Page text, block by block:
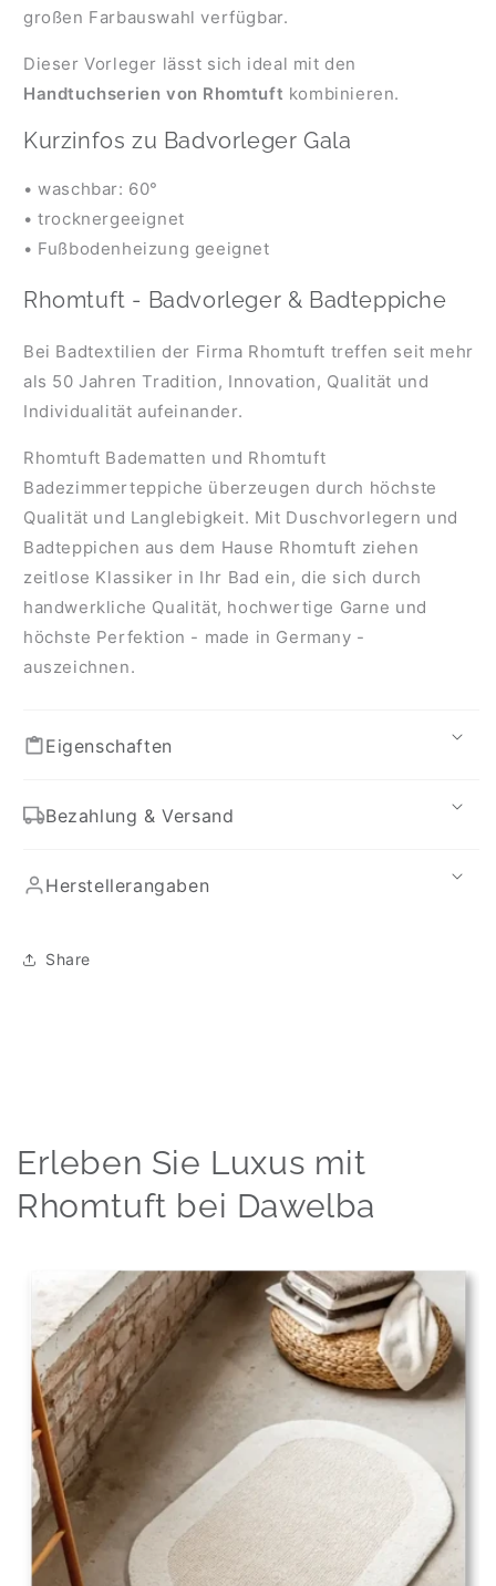
großen Farbauswahl verfügbar.
Dieser Vorleger lässt sich ideal mit den
Handtuchserien von Rhomtuft kombinieren.
Kurzinfos zu Badvorleger Gala
• waschbar: 60°
• trocknergeeignet
• Fußbodenheizung geeignet
Rhomtuft - Badvorleger & Badteppiche
Bei Badtextilien der Firma Rhomtuft treffen seit mehr
als 50 Jahren Tradition, Innovation, Qualität und
Individualität aufeinander.
Rhomtuft Badematten und Rhomtuft
Badezimmerteppiche überzeugen durch höchste
Qualität und Langlebigkeit. Mit Duschvorlegern und
Badteppichen aus dem Hause Rhomtuft ziehen
zeitlose Klassiker in Ihr Bad ein, die sich durch
handwerkliche Qualität, hochwertige Garne und
höchste Perfektion - made in Germany -
auszeichnen.
Eigenschaften
Bezahlung & Versand
Herstellerangaben
Share
Erleben Sie Luxus mit
Rhomtuft bei Dawelba